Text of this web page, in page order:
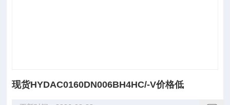
现货HYDAC0160DN006BH4HC/-V价格低